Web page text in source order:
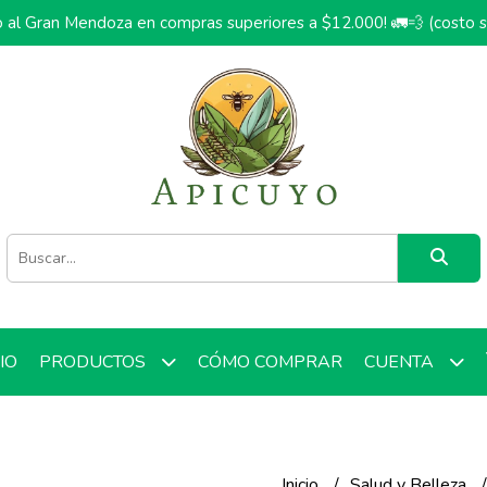
al Gran Mendoza en compras superiores a $12.000! 🚛💨 (costo
PRODUCTOS CÓMO COMPRAR CUENTA